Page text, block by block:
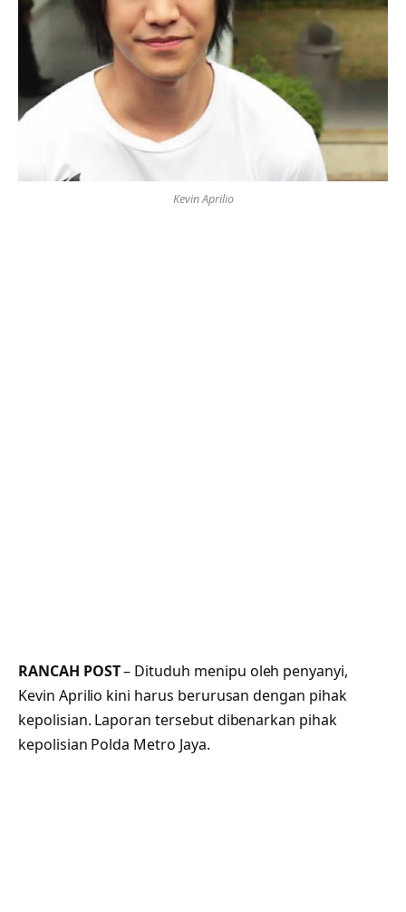
Kevin Aprilio
RANCAH POST– Dituduh menipu oleh penyanyi,
Kevin Aprilio kini harus berurusan dengan pihak
kepolisian. Laporan tersebut dibenarkan pihak
kepolisian Polda Metro Jaya.